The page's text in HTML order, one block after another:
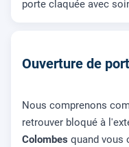
porte claquée avec
Ouverture de
Nous comprenons
retrouver bloqué à
Colombes quand vous